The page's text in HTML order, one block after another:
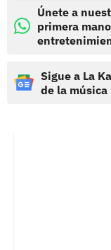
Únete a
primera
Sigue a La
de la música